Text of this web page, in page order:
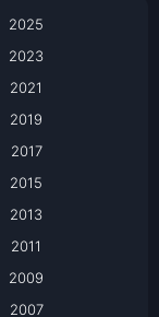
2025
2023
2021
2019
2017
2015
2013
2011
2009
2007